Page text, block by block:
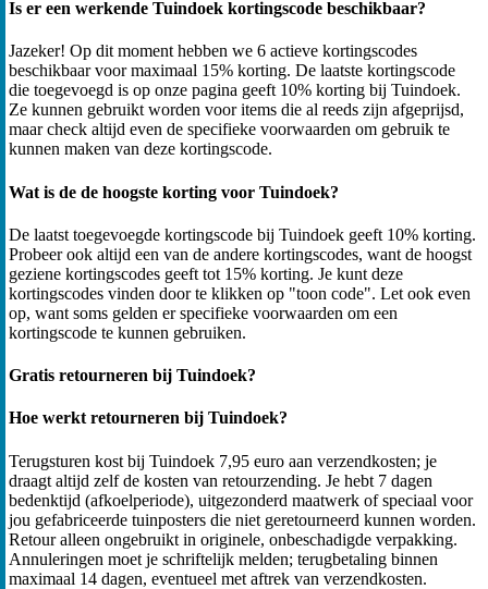
Is er een werkende Tuindoek kortingscode beschikbaar?
Jazeker! Op dit moment hebben we 6 actieve kortingscodes
beschikbaar voor maximaal 15% korting. De laatste kortingscode
die toegevoegd is op onze pagina geeft 10% korting bij Tuindoek.
Ze kunnen gebruikt worden voor items die al reeds zijn afgeprijsd,
maar check altijd even de specifieke voorwaarden om gebruik te
kunnen maken van deze kortingscode.
Wat is de de hoogste korting voor Tuindoek?
De laatst toegevoegde kortingscode bij Tuindoek geeft 10% korting.
Probeer ook altijd een van de andere kortingscodes, want de hoogst
geziene kortingscodes geeft tot 15% korting. Je kunt deze
kortingscodes vinden door te klikken op "toon code". Let ook even
op, want soms gelden er specifieke voorwaarden om een
kortingscode te kunnen gebruiken.
Gratis retourneren bij Tuindoek?
Hoe werkt retourneren bij Tuindoek?
Terugsturen kost bij Tuindoek 7,95 euro aan verzendkosten; je
draagt altijd zelf de kosten van retourzending. Je hebt 7 dagen
bedenktijd (afkoelperiode), uitgezonderd maatwerk of speciaal voor
jou gefabriceerde tuinposters die niet geretourneerd kunnen worden.
Retour alleen ongebruikt in originele, onbeschadigde verpakking.
Annuleringen moet je schriftelijk melden; terugbetaling binnen
maximaal 14 dagen, eventueel met aftrek van verzendkosten.